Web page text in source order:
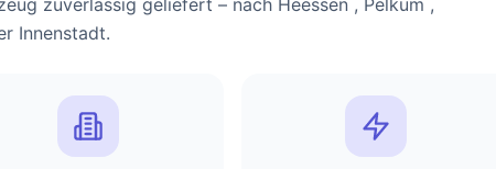
zuverlässig geliefert – nach Heessen , Pelkum ,
Innenstadt.